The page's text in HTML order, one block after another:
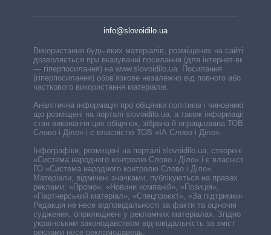
info@slovoidilo.ua
Використання будь-яких матеріалів, розміщених на сайті,
дозволяється при вказуванні посилання (для інтернет-видань
— гіперпосилання) на www.slovoidilo.ua. Посилання
(гіперпосилання) обов’язкове незалежно від повного або
часткового використання матеріалів.
Аналітична інформація про обіцянки політиків і чиновників,
що розміщені на порталі slovoidilo.ua, а також інформація про
стан виконання цих обіцянок, зібрана й опрацьована ТОВ «ІА
Слово і Діло» і є власністю ТОВ «ІА Слово і Діло».
Інфографіки, розміщені на порталі slovoidilo.ua, створені ГО
«Система народного контролю Слово і Діло» і є власністю
ГО «Система народного контролю Слово і Діло».
Матеріали, відмічені значками, публікуються на правах
реклами: «Промо», «Новини компаній», «Позиція»,
«Партнерський матеріал», «Спецпроєкт», «За підтримки».
Редакція не несе відповідальності за факти та оціночні
судження, оприлюднені у рекламних матеріалах. Згідно з
українським законодавством відповідальність за зміст
реклами несе рекламодавець.